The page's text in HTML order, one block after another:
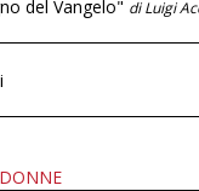
del Vangelo" di Luigi